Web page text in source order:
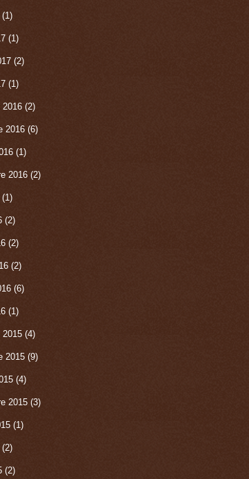
(1)
(1)
(2)
(1)
2016 (2)
2016 (6)
(1)
2016 (2)
(1)
(2)
(2)
(2)
(6)
(1)
2015 (4)
2015 (9)
(4)
2015 (3)
(1)
(2)
(2)